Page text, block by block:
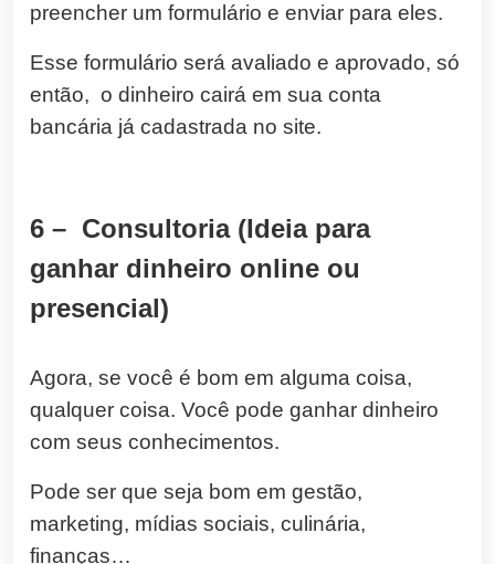
preencher um formulário e enviar para eles.
Esse formulário será avaliado e aprovado, só
então, o dinheiro cairá em sua conta
bancária já cadastrada no site.
6 – Consultoria (Ideia para
ganhar dinheiro online ou
presencial)
Agora, se você é bom em alguma coisa,
qualquer coisa. Você pode ganhar dinheiro
com seus conhecimentos.
Pode ser que seja bom em gestão,
marketing, mídias sociais, culinária,
finanças…